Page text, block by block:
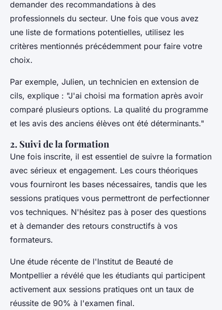
demander des recommandations à des
professionnels du secteur. Une fois que vous avez
une liste de formations potentielles, utilisez les
critères mentionnés précédemment pour faire votre
choix.
Par exemple, Julien, un technicien en extension de
cils, explique : "J'ai choisi ma formation après avoir
comparé plusieurs options. La qualité du programme
et les avis des anciens élèves ont été déterminants."
2. Suivi de la formation
Une fois inscrite, il est essentiel de suivre la formation
avec sérieux et engagement. Les cours théoriques
vous fourniront les bases nécessaires, tandis que les
sessions pratiques vous permettront de perfectionner
vos techniques. N'hésitez pas à poser des questions
et à demander des retours constructifs à vos
formateurs.
Une étude récente de l'Institut de Beauté de
Montpellier a révélé que les étudiants qui participent
activement aux sessions pratiques ont un taux de
réussite de 90% à l'examen final.